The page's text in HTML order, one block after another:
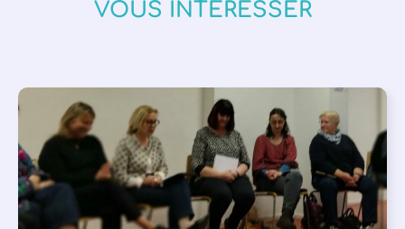
VOUS INTÉRESSER
APPEL À SOUTIEN , VIE DE L'ASSOCIATION